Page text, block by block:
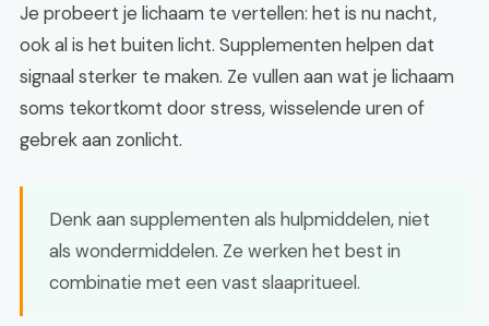
Je probeert je lichaam te vertellen: het is nu nacht,
ook al is het buiten licht. Supplementen helpen dat
signaal sterker te maken. Ze vullen aan wat je lichaam
soms tekortkomt door stress, wisselende uren of
gebrek aan zonlicht.
Denk aan supplementen als hulpmiddelen, niet
als wondermiddelen. Ze werken het best in
combinatie met een vast slaapritueel.